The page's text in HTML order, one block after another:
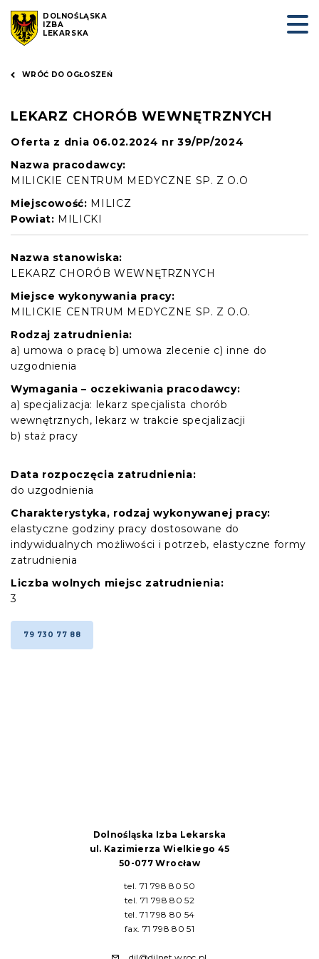
DOLNOŚLĄSKA
IZBA
LEKARSKA
WRÓĆ DO OGŁOSZEŃ
LEKARZ CHORÓB WEWNĘTRZNYCH
Oferta z dnia 06.02.2024 nr 39/PP/2024
Nazwa pracodawcy:
MILICKIE CENTRUM MEDYCZNE SP. Z O.O
Miejscowość: MILICZ
Powiat: MILICKI
Nazwa stanowiska:
LEKARZ CHORÓB WEWNĘTRZNYCH
Miejsce wykonywania pracy:
MILICKIE CENTRUM MEDYCZNE SP. Z O.O.
Rodzaj zatrudnienia:
a) umowa o pracę b) umowa zlecenie c) inne do
uzgodnienia
Wymagania – oczekiwania pracodawcy:
a) specjalizacja: lekarz specjalista chorób
wewnętrznych, lekarz w trakcie specjalizacji
b) staż pracy
Data rozpoczęcia zatrudnienia:
do uzgodnienia
Charakterystyka, rodzaj wykonywanej pracy:
elastyczne godziny pracy dostosowane do
indywidualnych możliwości i potrzeb, elastyczne formy
zatrudnienia
Liczba wolnych miejsc zatrudnienia:
3
79 730 77 88
Dolnośląska Izba Lekarska
ul. Kazimierza Wielkiego 45
50-077 Wrocław
tel. 71 798 80 50
tel. 71 798 80 52
tel. 71 798 80 54
fax. 71 798 80 51